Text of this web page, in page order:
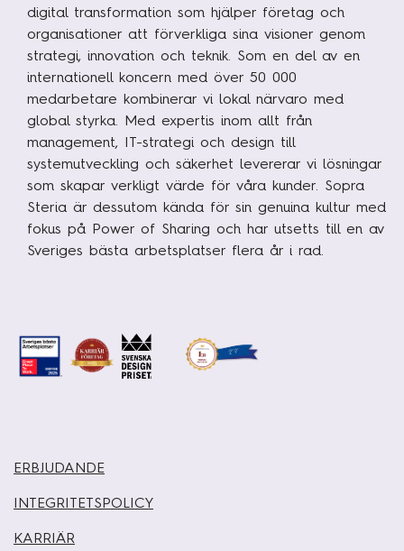
Rapporter
Det digitala undret
Kontakta oss
digital transformation som hjälper företag och
organisationer att förverkliga sina visioner genom
strategi, innovation och teknik. Som en del av en
internationell koncern med över 50 000
medarbetare kombinerar vi lokal närvaro med
global styrka. Med expertis inom allt från
management, IT-strategi och design till
systemutveckling och säkerhet levererar vi lösningar
som skapar verkligt värde för våra kunder. Sopra
Steria är dessutom kända för sin genuina kultur med
fokus på Power of Sharing och har utsetts till en av
Sveriges bästa arbetsplatser flera år i rad.
ERBJUDANDE
INTEGRITETSPOLICY
KARRIÄR